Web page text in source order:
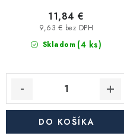
Skladom (4 ks)
9,63 € bez DPH
11,84 €
DO KOŠÍKA